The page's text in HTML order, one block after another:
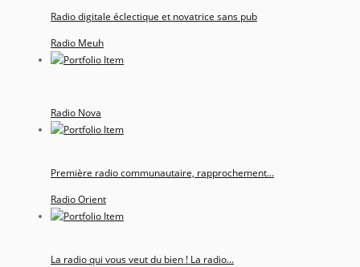
Radio digitale éclectique et novatrice sans pub
Radio Meuh
Radio Nova
Première radio communautaire, rapprochement...
Radio Orient
La radio qui vous veut du bien ! La radio...